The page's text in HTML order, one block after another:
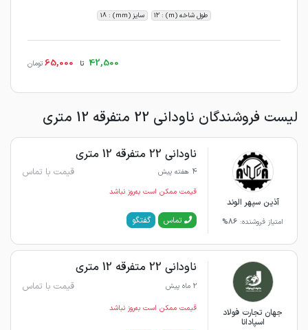
طول شاخه (m) : 12 سایز (mm) : 18
42,500 تا 65,000 تومان
لیست فروشندگان ناودانی 22 متفرقه 12 متری
آذین سپهر الوند
امتیاز فروشنده: 86%
ناودانی 22 متفرقه 12 متری
4 هفته پیش قیمت با تماس
قیمت ممکن است به‌روز نباشد
تماس گفتگو
جهان تجارت فولاد
اسپادانا
ناودانی 22 متفرقه 12 متری
2 ماه پیش قیمت با تماس
قیمت ممکن است به‌روز نباشد